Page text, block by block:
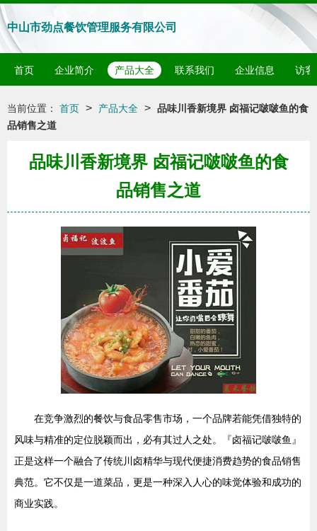
中山市劲点餐饮管理服务有限公司
首页 企业简介 产品大全 联系我们 企业信息 访客
当前位置： 首页 > 产品大全 > 品味川香新境界 卤福记啵啵鱼的食
品销售之道
品味川香新境界 卤福记啵啵鱼的食
品销售之道
在竞争激烈的餐饮与食品零售市场，一个品牌若能凭借独特的
风味与精准的定位脱颖而出，必有其过人之处。『卤福记啵啵鱼』
正是这样一个融合了传统川卤精华与现代便捷消费趋势的食品销售
典范。它不仅是一道菜品，更是一种深入人心的味觉体验和成功的
商业实践。